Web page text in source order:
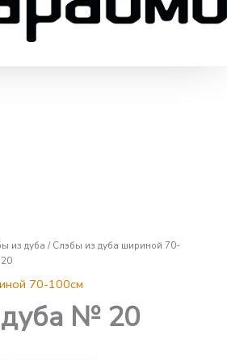
из дуба /Слэбы из дуба шириной 70-
70-100см
№ 20